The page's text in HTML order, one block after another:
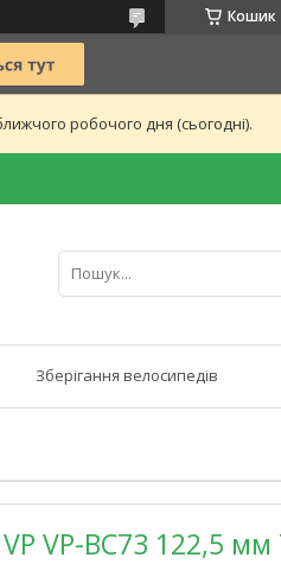
Кошик
робочого дня (сьогодні).
Зберігання велосипедів
VP-BC73 122,5